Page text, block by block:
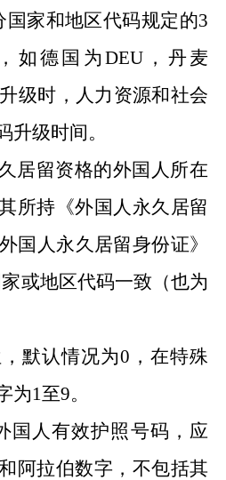
国家和地区代码规定的3
如德国为DEU，丹麦
级时，人力资源和社会
升级时间。
居留资格的外国人所在
所持《外国人永久居留
国人永久居留身份证》
或地区代码一致（也为
默认情况为0，在特殊
1至9。
国人有效护照号码，应
阿拉伯数字，不包括其